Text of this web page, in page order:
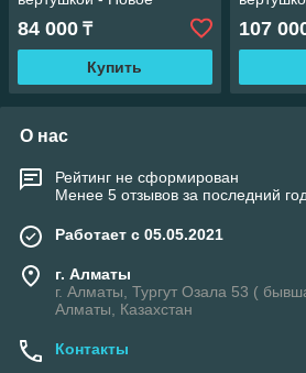
высокосекретных
цилиндров .
84 000 ₸
Купить
107
О нас
Рейтинг не сформирован
Менее 5 отзывов за последний год
Работает с 05.05.2021
г. Алматы
г. Алматы, Тургут Озала 53 (
Алматы, Казахстан
Контакты